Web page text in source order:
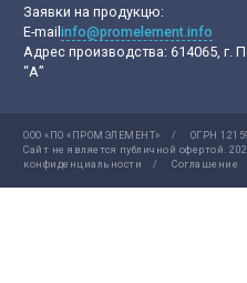
Заявки на продукцю:
E-mail info@promelement.info
Адрес производства: 614065, г.
“А”
ООО «ПО «ПРОМЭЛЕМЕНТ» / ОГРН
Сайт не является публичной офертой.
конфиденциальности
/ Соглашение